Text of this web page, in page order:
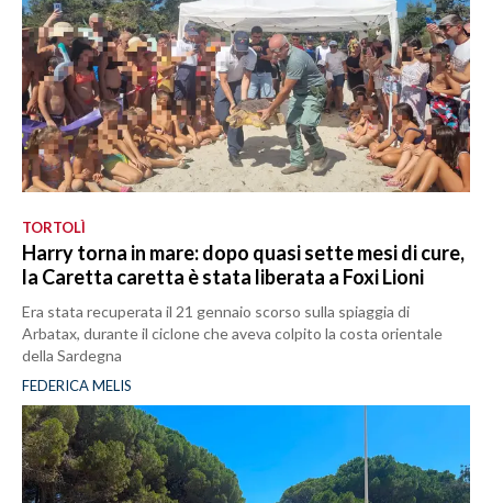
TORTOLÌ
Harry torna in mare: dopo quasi sette mesi di cure,
la Caretta caretta è stata liberata a Foxi Lioni
Era stata recuperata il 21 gennaio scorso sulla spiaggia di
Arbatax, durante il ciclone che aveva colpito la costa orientale
della Sardegna
FEDERICA MELIS